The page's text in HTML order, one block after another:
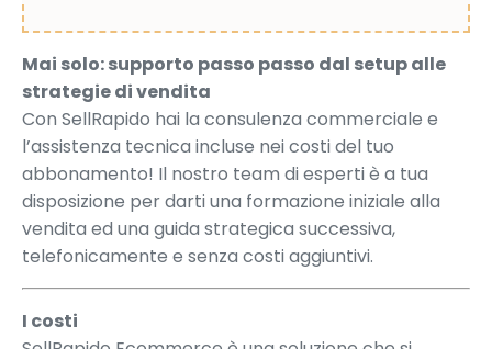
Mai solo: supporto passo passo dal setup alle
strategie di vendita
Con SellRapido hai la consulenza commerciale e
l’assistenza tecnica incluse nei costi del tuo
abbonamento! Il nostro team di esperti è a tua
disposizione per darti una formazione iniziale alla
vendita ed una guida strategica successiva,
telefonicamente e senza costi aggiuntivi.
I costi